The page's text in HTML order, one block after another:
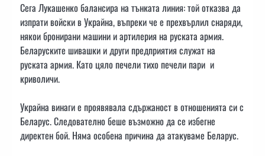
Сега Лукашенко балансира на тънката линия: той отказва да
изпрати войски в Украйна, въпреки че е прехвърлил снаряди,
някои бронирани машини и артилерия на руската армия.
Беларуските шивашки и други предприятия служат на
руската армия. Като цяло печели тихо печели пари и
криволичи.
Украйна винаги е проявявала сдържаност в отношенията си с
Беларус. Следователно беше възможно да се избегне
директен бой. Няма особена причина да атакуваме Беларус.